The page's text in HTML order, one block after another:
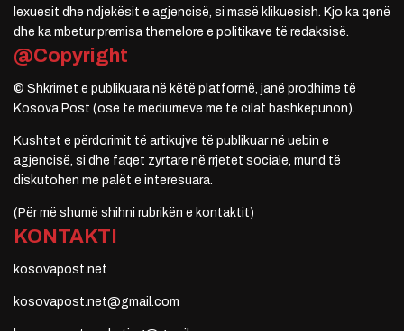
lexuesit dhe ndjekësit e agjencisë, si masë klikuesish. Kjo ka qenë
dhe ka mbetur premisa themelore e politikave të redaksisë.
@Copyright
© Shkrimet e publikuara në këtë platformë, janë prodhime të
Kosova Post (ose të mediumeve me të cilat bashkëpunon).
Kushtet e përdorimit të artikujve të publikuar në uebin e
agjencisë, si dhe faqet zyrtare në rrjetet sociale, mund të
diskutohen me palët e interesuara.
(Për më shumë shihni rubrikën e kontaktit)
KONTAKTI
kosovapost.net
kosovapost.net@gmail.com